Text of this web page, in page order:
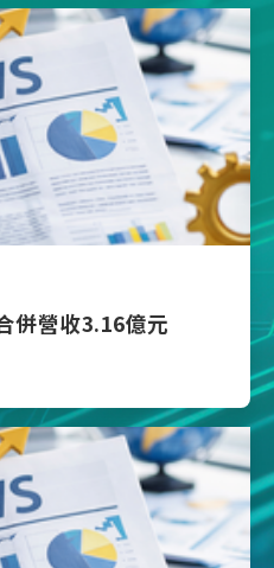
併營收3.16億元